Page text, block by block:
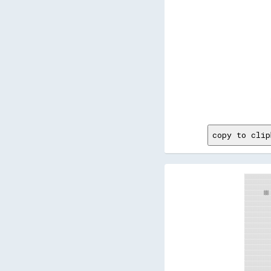
copy to
░░░░░░░░░░░░░░░░░░░░░░░░░░░░░░░░░░░░░░░░▒▒                                                                                            
░░░░░░░░░░░░░░░░░░░░░░░░░░░░░░░░░░░░░░░░▒▒                                                                                        ░░  
░░░░░░░░░░░░░░░░░░░░░░░░░░░░░░░░░░▒▒▒▒▒▒▒▒░░▒▒    ░░░░▒▒▒▒▒▒▒▒        ▓▓▓▓▒▒▒▒▒▒▒▒░░                                              ░░  
░░░░░░░░▒▒░░▓▓░░░░▒▒▒▒▒▒░░░░░░░░░░▒▒▒▒▒▒▒▒▒▒▒▒    ▒▒▓▓▒▒▒▒▓▓▓▓░░      ▒▒▓▓▓▓▓▓▓▓▓▓░░                                            ▒▒░░  
░░░░░░░░░░░░░░▒▒▓▓░░▒▒▒▒░░░░░░░░░░▒▒░░░░▒▒  ▒▒    ▒▒▒▒░░░░  ░░░░                ▒▒                                            ▒▒▒▒▒▒  
░░░░░░░░░░░░▓▓░░░░░░░░▒▒░░░░░░░░░░░░░░░░░░  ░░              ░░                  ░░